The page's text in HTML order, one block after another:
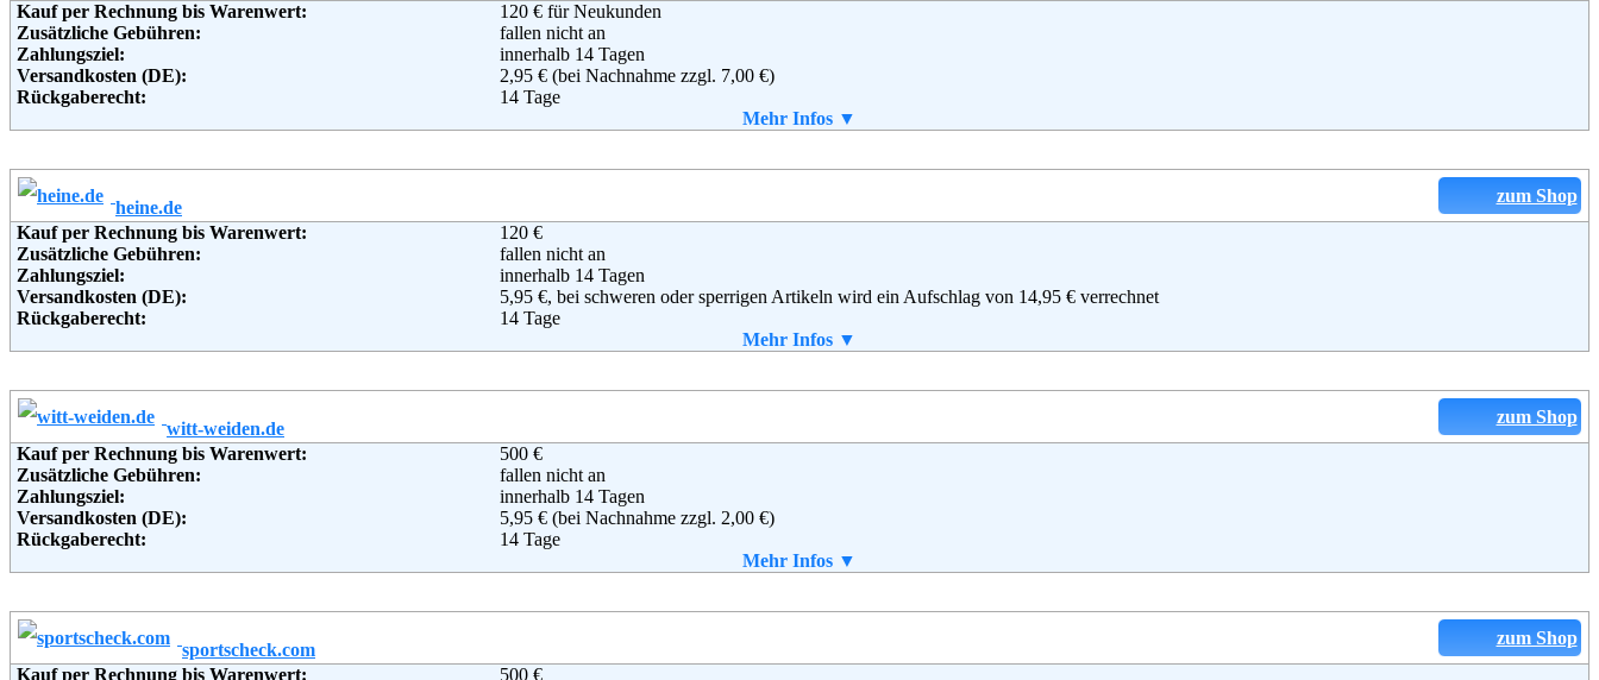
Adresse:
Amazon EU S.a.r.l.
Rue Plaetis
2338 Luxemburg
Telefon:
+49 (0)8 00-3 63 84 6
Email:
impressum@amazon.de
Kauf per Rechnung bis Warenwert:
120 € für Neukunden
Zusätzliche Gebühren:
fallen nicht an
Zahlungsziel:
innerhalb 14 Tagen
Versandkosten (DE):
2,95 € (bei Nachnahme zzgl. 7,00 €)
Rückgaberecht:
14 Tage
Weitere Zahlungsmethoden:
Adresse:
Mirapodo GmbH
c/o Baur FullfillmentSolutions GmbH
Michael-Dechant-Str.11
96260 Weismain
Telefon:
+49 (0)800 - 585 5000
Soziale Kanäle:
Weiterführende Informationen:
Mehr Infos ▼
zum Shop
heine.de
Kauf per Rechnung bis Warenwert:
120 €
Zusätzliche Gebühren:
fallen nicht an
Zahlungsziel:
innerhalb 14 Tagen
Versandkosten (DE):
5,95 €, bei schweren oder sperrigen Artikeln wird ein Aufschlag von 14,95 € verrechnet
Rückgaberecht:
14 Tage
Weitere Zahlungsmethoden:
Adresse:
Heinrich Heine GmbH
Windeckstraße 15
D-76135 Karlsruhe
Telefon:
0180–53636
Fax:
+49-(0)721-991 1919
Weiterführende Informationen:
Blog,AGB
Mehr Infos ▼
zum Shop
witt-weiden.de
Kauf per Rechnung bis Warenwert:
500 €
Zusätzliche Gebühren:
fallen nicht an
Zahlungsziel:
innerhalb 14 Tagen
Versandkosten (DE):
5,95 € (bei Nachnahme zzgl. 2,00 €)
Rückgaberecht:
14 Tage
Weitere Zahlungsmethoden:
Mehr Infos ▼
zum Shop
sportscheck.com
Kauf per Rechnung bis Warenwert:
500 €